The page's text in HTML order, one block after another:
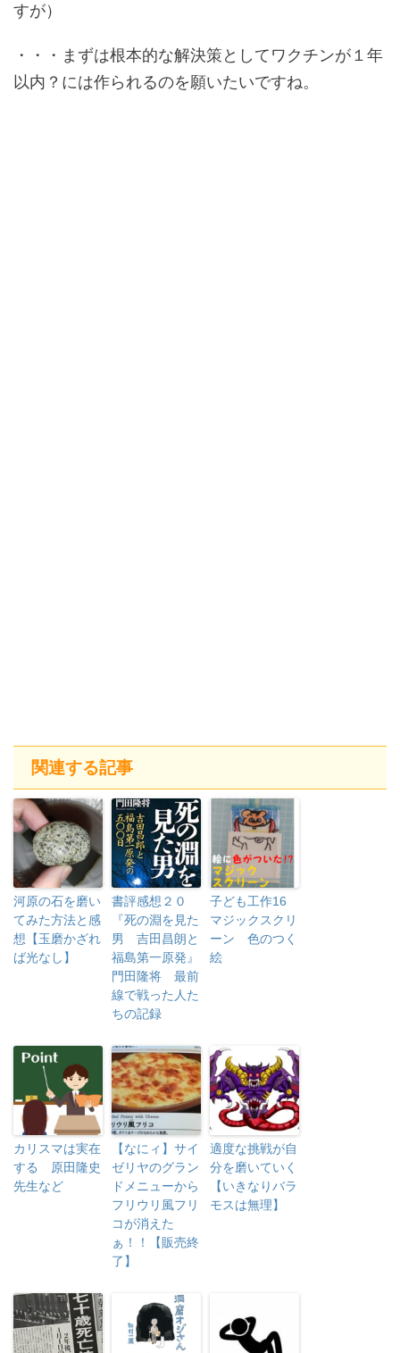
すが）
・・・まずは根本的な解決策としてワクチンが１年
以内？には作られるのを願いたいですね。
関連する記事
河原の石を磨い
てみた方法と感
想【玉磨かざれ
ば光なし】
書評感想２０
『死の淵を見た
男 吉田昌朗と
福島第一原発』
門田隆将 最前
線で戦った人た
ちの記録
子ども工作16
マジックスクリ
ーン 色のつく
絵
カリスマは実在
する 原田隆史
先生など
【なにィ】サイ
ゼリヤのグラン
ドメニューから
フリウリ風フリ
コが消えた
ぁ！！【販売終
了】
適度な挑戦が自
分を磨いていく
【いきなりバラ
モスは無理】